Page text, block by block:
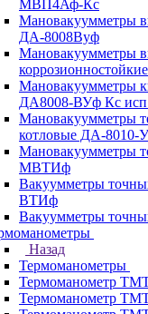
МВП4Аф-Кс
Мановакуумметры
ДА-8008Вуф
Мановакуумметры
Мановакуумметры
ДА8008-ВУф Кс
Мановакуумметры
котловые ДА-8010-
Мановакуумметры
МВТИф
Вакуумметры
ВТИф
Вакуумметры
Назад
Термоманометры
Термоманометр
Термоманометр